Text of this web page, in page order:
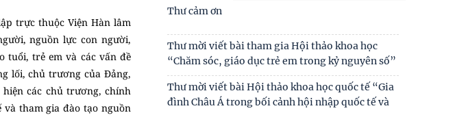
trực thuộc Viện Hàn lâm
nguồn lực con người,
tuổi, trẻ em và các vấn đề
lối, chủ trương của Đảng,
các chủ trương, chính
và tham gia đào tạo nguồn
hôn nhân của vợ chồng trẻ ở Việt Nam
Giữ vững lời thề của người cộng sản - Vũ khí tự vệ
vững chắc trong đấu tranh chống chủ nghĩa cá
nhân
Tự lực, tự cường - sức mạnh nội sinh trong kỷ
nguyên phát triển mới của dân tộc
Thư cảm ơn
Thư mời viết bài tham gia Hội thảo khoa học
“Chăm sóc, giáo dục trẻ em trong kỷ nguyên số”
Thư mời viết bài Hội thảo khoa học quốc tế “Gia
đình Châu Á trong bối cảnh hội nhập quốc tế và